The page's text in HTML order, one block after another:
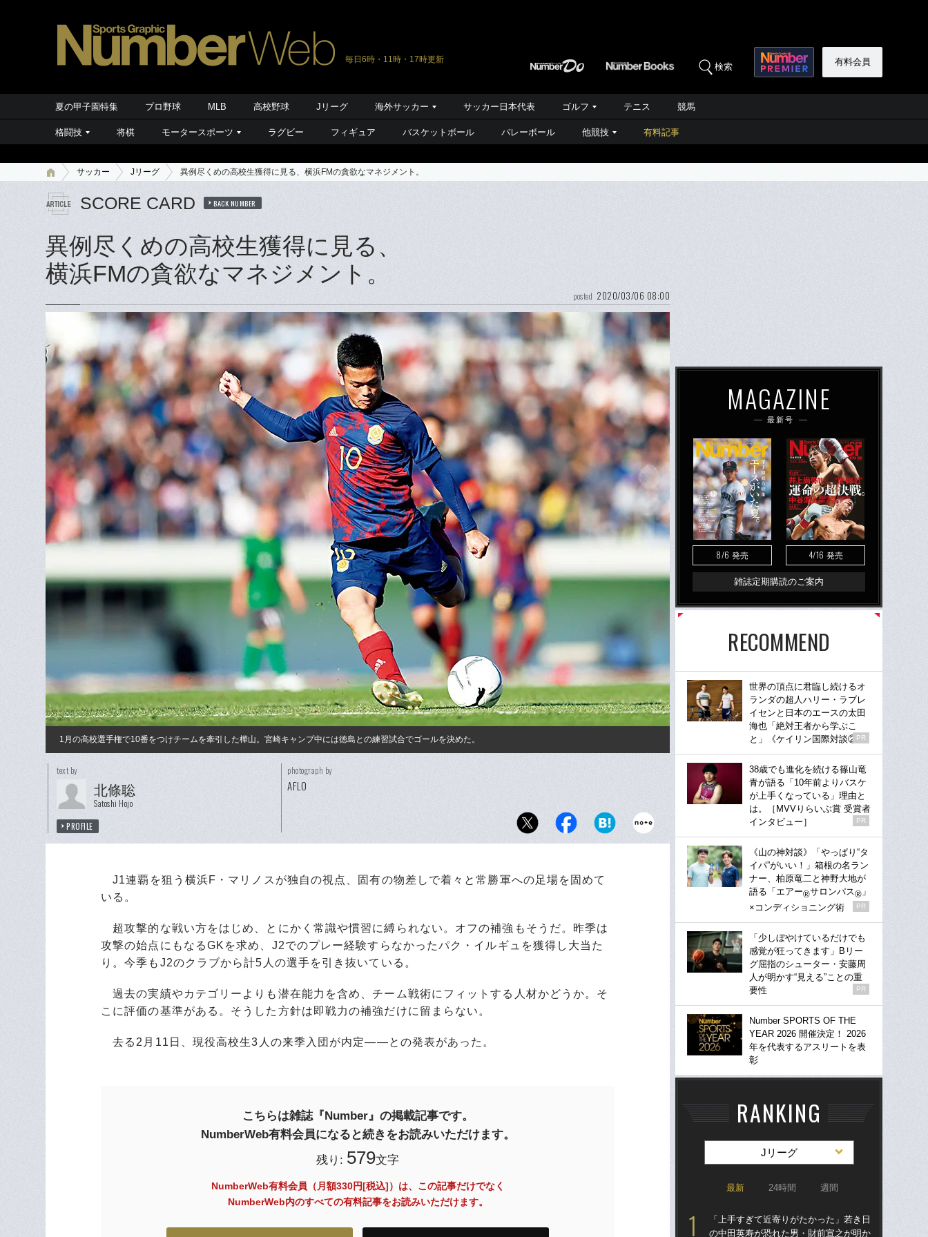
毎日6時・11時・17時更新
検索 有料会員
夏の甲子園特集 プロ野球 MLB 高校野球 Jリーグ 海外サッカー サッカー日本代表 ゴルフ テニス 競馬
格闘技 将棋 モータースポーツ ラグビー フィギュア バスケットボール バレーボール 他競技 有料記事
サッカー Jリーグ 異例尽くめの高校生獲得に見る、横浜FMの貪欲なマネジメント。
SCORE CARD BACK NUMBER
異例尽くめの高校生獲得に見る、
横浜FMの貪欲なマネジメント。
posted 2020/03/06 08:00
1月の高校選手権で10番をつけチームを牽引した樺山。宮崎キャンプ中には徳島との練習試合でゴールを決めた。
text by
北條聡
Satoshi Hojo
PROFILE
photograph by
AFLO
J1連覇を狙う横浜F・マリノスが独自の視点、固有の物差しで着々と常勝軍への足場を固めて
いる。
超攻撃的な戦い方をはじめ、とにかく常識や慣習に縛られない。オフの補強もそうだ。昨季は
攻撃の始点にもなるGKを求め、J2でのプレー経験すらなかったパク・イルギュを獲得し大当た
り。今季もJ2のクラブから計5人の選手を引き抜いている。
過去の実績やカテゴリーよりも潜在能力を含め、チーム戦術にフィットする人材かどうか。そ
こに評価の基準がある。そうした方針は即戦力の補強だけに留まらない。
去る2月11日、現役高校生3人の来季入団が内定――との発表があった。
こちらは雑誌『Number』の掲載記事です。
NumberWeb有料会員になると続きをお読みいただけます。
残り: 579文字
NumberWeb有料会員（月額330円[税込]）は、この記事だけでなく
NumberWeb内のすべての有料記事をお読みいただけます。
MAGAZINE
最新号
8/6 発売 4/16 発売
雑誌定期購読のご案内
RECOMMEND
世界の頂点に君臨し続けるオ
ランダの超人ハリー・ラブレ
イセンと日本のエースの太田
海也「絶対王者から学ぶこ
と」《ケイリン国際対談②》
PR
38歳でも進化を続ける篠山竜
青が語る「10年前よりバスケ
が上手くなっている」理由と
は。［MVVりらいぶ賞 受賞者
インタビュー］
PR
《山の神対談》「やっぱり“タ
イパ”がいい！」箱根の名ラン
ナー、柏原竜二と神野大地が
語る「エアー®サロンパス® 」
×コンディショニング術
PR
「少しぼやけているだけでも
感覚が狂ってきます」Bリー
グ屈指のシューター・安藤周
人が明かす“見える”ことの重
要性
PR
Number SPORTS OF THE
YEAR 2026 開催決定！ 2026
年を代表するアスリートを表
彰
RANKING
Jリーグ
最新 24時間 週間
「上手すぎて近寄りがたかった」若き日
の中田英寿が恐れた男・財前宣之が明か